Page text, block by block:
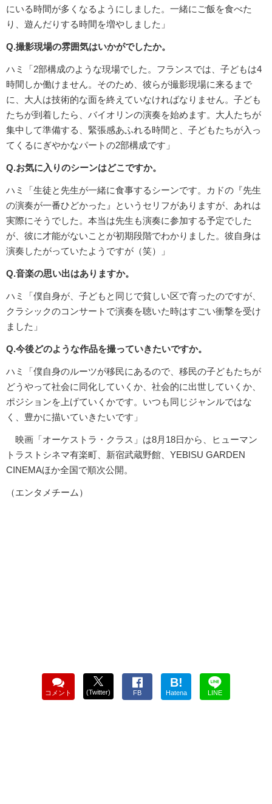
にいる時間が多くなるようにしました。一緒にご飯を食べた
り、遊んだりする時間を増やしました」
Q.撮影現場の雰囲気はいかがでしたか。
ハミ「2部構成のような現場でした。フランスでは、子どもは4
時間しか働けません。そのため、彼らが撮影現場に来るまで
に、大人は技術的な面を終えていなければなりません。子ども
たちが到着したら、バイオリンの演奏を始めます。大人たちが
集中して準備する、緊張感あふれる時間と、子どもたちが入っ
てくるにぎやかなパートの2部構成です」
Q.お気に入りのシーンはどこですか。
ハミ「生徒と先生が一緒に食事するシーンです。カドの『先生
の演奏が一番ひどかった』というセリフがありますが、あれは
実際にそうでした。本当は先生も演奏に参加する予定でした
が、彼に才能がないことが初期段階でわかりました。彼自身は
演奏したがっていたようですが（笑）」
Q.音楽の思い出はありますか。
ハミ「僕自身が、子どもと同じで貧しい区で育ったのですが、
クラシックのコンサートで演奏を聴いた時はすごい衝撃を受け
ました」
Q.今後どのような作品を撮っていきたいですか。
ハミ「僕自身のルーツが移民にあるので、移民の子どもたちが
どうやって社会に同化していくか、社会的に出世していくか、
ポジションを上げていくかです。いつも同じジャンルではな
く、豊かに描いていきたいです」
映画「オーケストラ・クラス」は8月18日から、ヒューマン
トラストシネマ有楽町、新宿武蔵野館、YEBISU GARDEN
CINEMAほか全国で順次公開。
（エンタメチーム）
コメント (Twitter) FB
B!
Hatena LINE